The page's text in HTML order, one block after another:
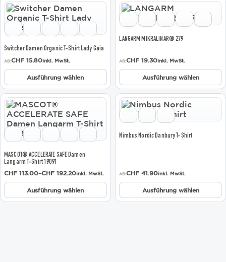
Switcher Damen Organic T-Shirt Lady Gaia
AB:CHF 15.80inkl. MwSt.
Ausführung wählen
Dieses
Produkt
weist
mehrere
Varianten
auf.
Die
Optionen
können
auf
der
Produktseite
gewählt
werden
LANGARM MIKRALINAR® 279
AB:CHF 19.30inkl. MwSt.
Ausführung wählen
Dieses
Produkt
weist
mehrere
Varianten
Die
Optionen
können
auf
der
Produktseite
gewählt
MASCOT® ACCELERATE SAFE Damen
Langarm T-Shirt 19091
CHF 113.00–CHF 192.20
Preisspanne:
bis
CHF 192.20
inkl. MwSt.
Ausführung wählen
Dieses
Produkt
weist
mehrere
Varianten
Die
können
der
Nimbus Nordic Danbury T-Shirt
AB:CHF 41.90inkl. MwSt.
Ausführung wählen
Dieses
Produkt
weist
Varianten
können
der